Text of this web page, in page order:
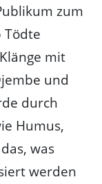
zum
Tödte
mit
und
durch
Humus,
was
werden